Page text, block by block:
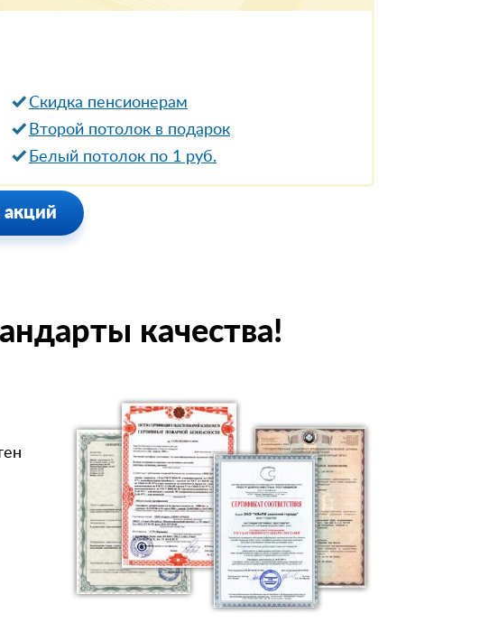
Cкидка пенсионерам
Второй потолок в подарок
Белый потолок по 1 руб.
акций
качества!